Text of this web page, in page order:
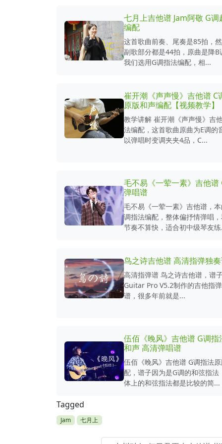
七月上吉他谱 Jam阿敬 G调
编配
这首歌曲前奏、尾奏是85拍，
副歌部分都是44拍，原曲是降B
我们选用G调指法编配，相...
崔开潮《声声慢》吉他谱 C
原版和声编配【视频教学】
教学讲解 崔开潮《声声慢》吉
法编配，这首歌曲原曲为E调的
以弹唱时变调夹夹4品，C...
毛不易《一荤一素》吉他谱
弹唱谱
毛不易《一荤一素》吉他谱，
调指法编配，整体偏抒情弹唱
节奏不算快，适合初中级琴友
鸟之诗吉他谱 高清指弹独
高清指弹谱 鸟之诗吉他谱，谱
Guitar Pro V5.2制作的吉他指
谱，很多年前就是...
伍佰《晚风》吉他谱 G调指
和声 高清弹唱谱
伍佰《晚风》吉他谱 G调指法
配，谱子因为是G调的和弦指法
体上的和弦指法都是比较的简...
Tagged
Jam 七月上